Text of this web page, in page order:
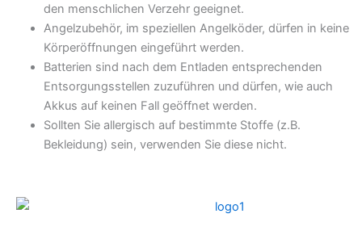
den menschlichen Verzehr geeignet.
Angelzubehör, im speziellen Angelköder, dürfen in keine
Körperöffnungen eingeführt werden.
Batterien sind nach dem Entladen entsprechenden
Entsorgungsstellen zuzuführen und dürfen, wie auch
Akkus auf keinen Fall geöffnet werden.
Sollten Sie allergisch auf bestimmte Stoffe (z.B.
Bekleidung) sein, verwenden Sie diese nicht.